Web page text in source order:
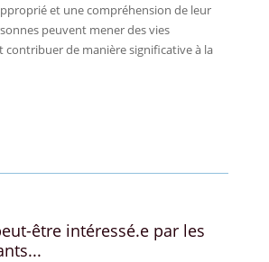
et une compréhension de leur
peuvent mener des vies
contribuer de manière significative à la
être intéressé.e par les